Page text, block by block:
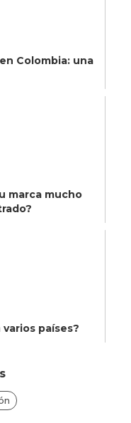
Colombia: una
marca mucho
países?